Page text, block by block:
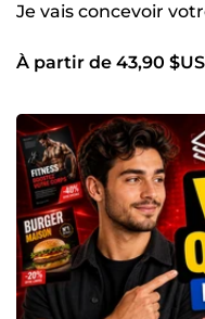
Je vais concevoir
À partir de 43,90 $US